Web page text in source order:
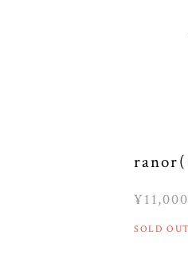
¥11,000
SOLD OUT